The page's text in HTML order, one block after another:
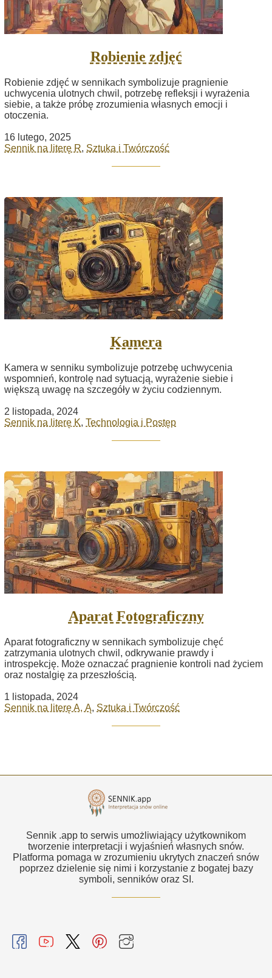
Robienie zdjęć
Robienie zdjęć w sennikach symbolizuje pragnienie
uchwycenia ulotnych chwil, potrzebę refleksji i wyrażenia
siebie, a także próbę zrozumienia własnych emocji i
otoczenia.
16 lutego, 2025
Sennik na literę R, Sztuka i Twórczość
Kamera
Kamera w senniku symbolizuje potrzebę uchwycenia
wspomnień, kontrolę nad sytuacją, wyrażenie siebie i
większą uwagę na szczegóły w życiu codziennym.
2 listopada, 2024
Sennik na literę K, Technologia i Postęp
Aparat Fotograficzny
Aparat fotograficzny w sennikach symbolizuje chęć
zatrzymania ulotnych chwil, odkrywanie prawdy i
introspekcję. Może oznaczać pragnienie kontroli nad życiem
oraz nostalgię za przeszłością.
1 listopada, 2024
Sennik na literę A, Ą, Sztuka i Twórczość
Sennik .app to serwis umożliwiający użytkownikom
tworzenie interpretacji i wyjaśnień własnych snów.
Platforma pomaga w zrozumieniu ukrytych znaczeń snów
poprzez dzielenie się nimi i korzystanie z bogatej bazy
symboli, senników oraz SI.